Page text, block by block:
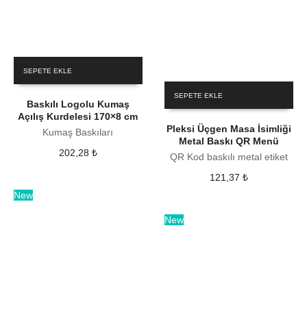
SEPETE EKLE
Baskılı Logolu Kumaş
Açılış Kurdelesi 170×8 cm
Kumaş Baskıları
202,28 ₺
SEPETE EKLE
Pleksi Üçgen Masa İsimliği
Metal Baskı QR Menü
QR Kod baskılı metal etiket
121,37₺
New
New